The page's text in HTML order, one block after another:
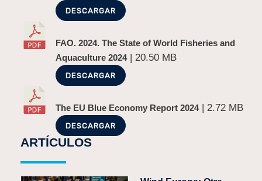
DESCARGAR
FAO. 2024. The State of World Fisheries and
Aquaculture 2024| 20.50 MB
DESCARGAR
The EU Blue Economy Report 2024| 2.72 MB
DESCARGAR
ARTÍCULOS